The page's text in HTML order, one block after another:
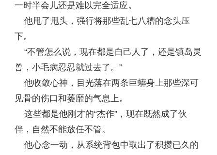
一时半会儿还是难以完全适应。
他甩了甩头，强行将那些乱七八糟的念头压
下。
“不管怎么说，现在都是自己人了，还是镇岛灵
兽，小毛病忍忍就过去了。”
他收敛心神，目光落在两条巨蟒身上那些深可
见骨的伤口和萎靡的气息上。
这些都是他刚才的“杰作”，现在既然成了伙
伴，自然不能放任不管。
他心念一动，从系统背包中取出了积攒已久的